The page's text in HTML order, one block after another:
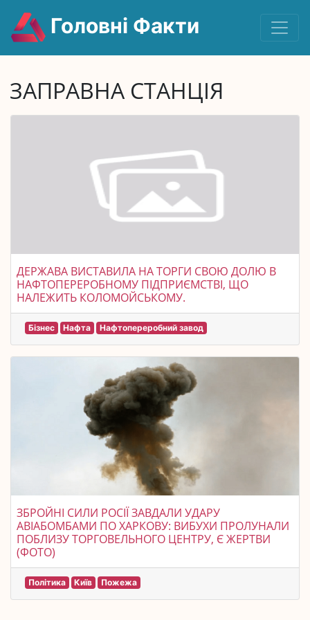
Головні Факти
ЗАПРАВНА СТАНЦІЯ
ДЕРЖАВА ВИСТАВИЛА НА ТОРГИ СВОЮ ДОЛЮ В
НАФТОПЕРЕРОБНОМУ ПІДПРИЄМСТВІ, ЩО
НАЛЕЖИТЬ КОЛОМОЙСЬКОМУ.
Бізнес Нафта Нафтопереробний завод
ЗБРОЙНІ СИЛИ РОСІЇ ЗАВДАЛИ УДАРУ
АВІАБОМБАМИ ПО ХАРКОВУ: ВИБУХИ ПРОЛУНАЛИ
ПОБЛИЗУ ТОРГОВЕЛЬНОГО ЦЕНТРУ, Є ЖЕРТВИ
(ФОТО)
Політика Київ Пожежа